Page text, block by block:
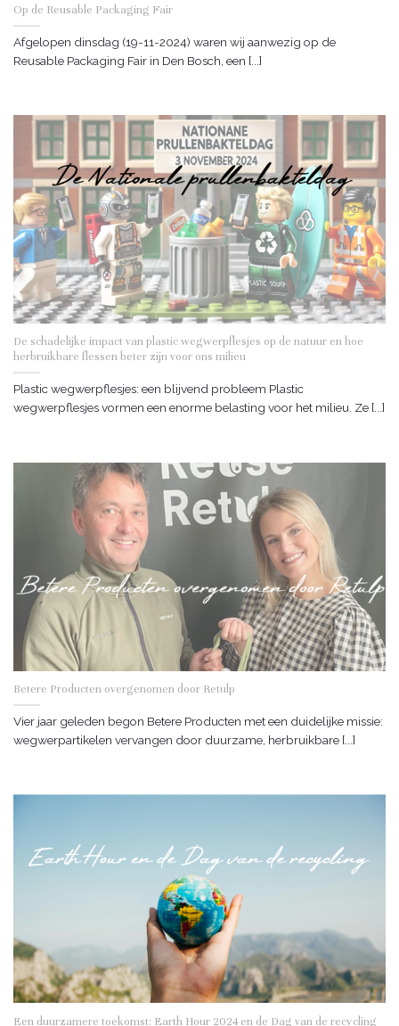
Op de Reusable Packaging Fair
Afgelopen dinsdag (19-11-2024) waren wij aanwezig op de
Reusable Packaging Fair in Den Bosch, een [...]
De schadelijke impact van plastic wegwerpflesjes op de natuur en hoe
herbruikbare flessen beter zijn voor ons milieu
Plastic wegwerpflesjes: een blijvend probleem Plastic
wegwerpflesjes vormen een enorme belasting voor het milieu. Ze [...]
Betere Producten overgenomen door Retulp
Vier jaar geleden begon Betere Producten met een duidelijke missie:
wegwerpartikelen vervangen door duurzame, herbruikbare [...]
Een duurzamere toekomst: Earth Hour 2024 en de Dag van de recycling